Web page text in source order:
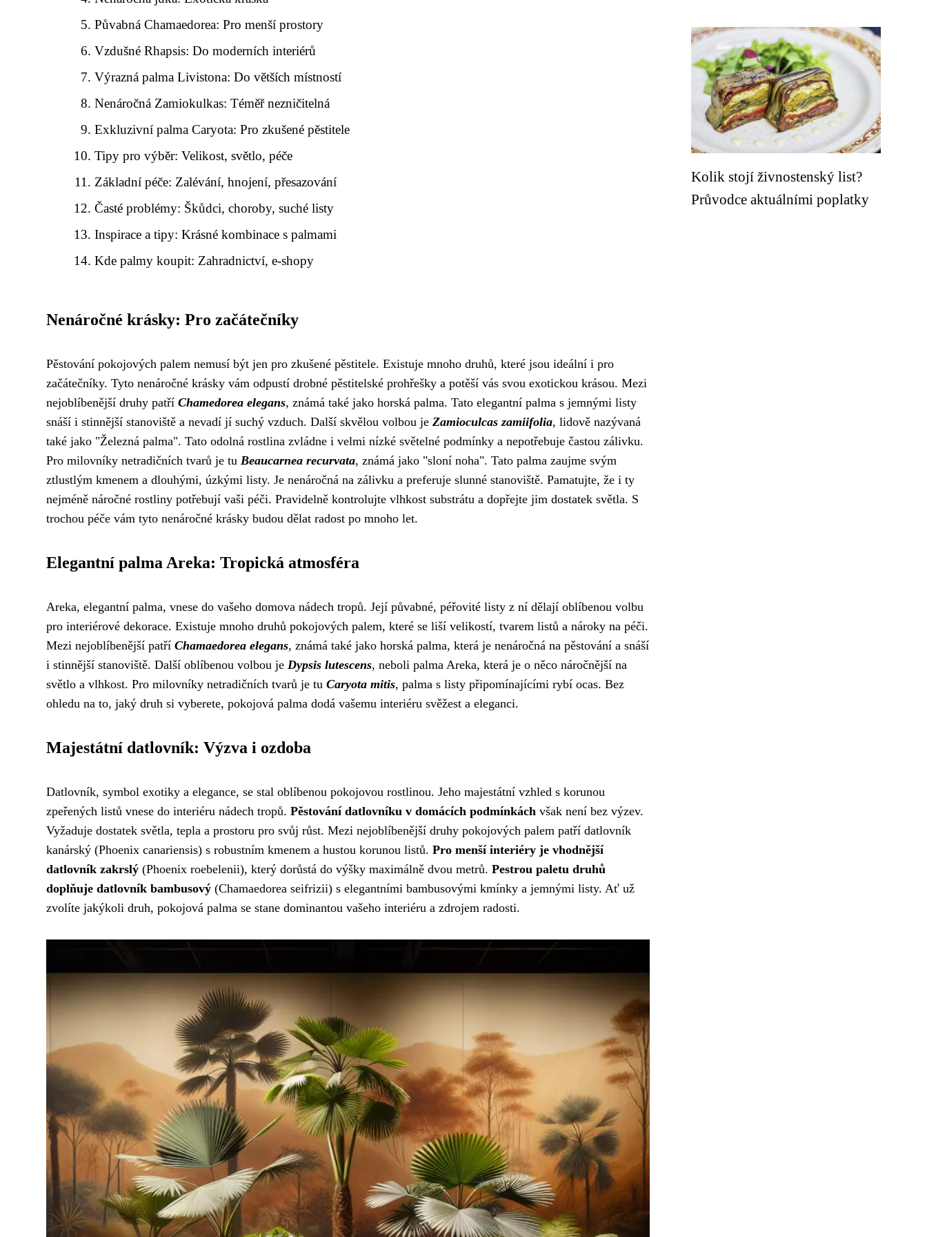
Půvabná Chamaedorea: Pro menší prostory
Vzdušné Rhapsis: Do moderních interiérů
Výrazná palma Livistona: Do větších místností
Nenáročná Zamiokulkas: Téměř nezničitelná
Exkluzivní palma Caryota: Pro zkušené pěstitele
Tipy pro výběr: Velikost, světlo, péče
Základní péče: Zalévání, hnojení, přesazování
Časté problémy: Škůdci, choroby, suché listy
Inspirace a tipy: Krásné kombinace s palmami
Kde palmy koupit: Zahradnictví, e-shopy
Nenáročné krásky: Pro začátečníky
Pěstování pokojových palem nemusí být jen pro zkušené pěstitele. Existuje mnoho druhů, které jsou ideální i pro
začátečníky. Tyto nenáročné krásky vám odpustí drobné pěstitelské prohřešky a potěší vás svou exotickou krásou. Mezi
nejoblíbenější druhy patří Chamedorea elegans, známá také jako horská palma. Tato elegantní palma s jemnými listy
snáší i stinnější stanoviště a nevadí jí suchý vzduch. Další skvělou volbou je Zamioculcas zamiifolia, lidově nazývaná
také jako "Železná palma". Tato odolná rostlina zvládne i velmi nízké světelné podmínky a nepotřebuje častou zálivku.
Pro milovníky netradičních tvarů je tu Beaucarnea recurvata, známá jako "sloní noha". Tato palma zaujme svým
ztlustlým kmenem a dlouhými, úzkými listy. Je nenáročná na zálivku a preferuje slunné stanoviště. Pamatujte, že i ty
nejméně náročné rostliny potřebují vaši péči. Pravidelně kontrolujte vlhkost substrátu a dopřejte jim dostatek světla. S
trochou péče vám tyto nenáročné krásky budou dělat radost po mnoho let.
Elegantní palma Areka: Tropická atmosféra
Areka, elegantní palma, vnese do vašeho domova nádech tropů. Její půvabné, péřovité listy z ní dělají oblíbenou volbu
pro interiérové ​​dekorace. Existuje mnoho druhů pokojových palem, které se liší velikostí, tvarem listů a nároky na péči.
Mezi nejoblíbenější patří Chamaedorea elegans, známá také jako horská palma, která je nenáročná na pěstování a snáší
i stinnější stanoviště. Další oblíbenou volbou je Dypsis lutescens, neboli palma Areka, která je o něco náročnější na
světlo a vlhkost. Pro milovníky netradičních tvarů je tu Caryota mitis, palma s listy připomínajícími rybí ocas. Bez
ohledu na to, jaký druh si vyberete, pokojová palma dodá vašemu interiéru svěžest a eleganci.
Majestátní datlovník: Výzva i ozdoba
Datlovník, symbol exotiky a elegance, se stal oblíbenou pokojovou rostlinou. Jeho majestátní vzhled s korunou
zpeřených listů vnese do interiéru nádech tropů. Pěstování datlovníku v domácích podmínkách však není bez výzev.
Vyžaduje dostatek světla, tepla a prostoru pro svůj růst. Mezi nejoblíbenější druhy pokojových palem patří datlovník
kanárský (Phoenix canariensis) s robustním kmenem a hustou korunou listů. Pro menší interiéry je vhodnější
datlovník zakrslý (Phoenix roebelenii), který dorůstá do výšky maximálně dvou metrů. Pestrou paletu druhů
doplňuje datlovník bambusový (Chamaedorea seifrizii) s elegantními bambusovými kmínky a jemnými listy. Ať už
zvolíte jakýkoli druh, pokojová palma se stane dominantou vašeho interiéru a zdrojem radosti.
Kolik stojí živnostenský list?
Průvodce aktuálními poplatky